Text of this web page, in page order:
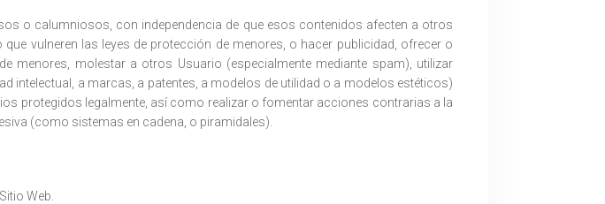
o calumniosos, con independencia de que esos contenidos afecten a otros
vulneren las leyes de protección de menores, o hacer publicidad, ofrecer o
menores, molestar a otros Usuario (especialmente mediante spam), utilizar
intelectual, a marcas, a patentes, a modelos de utilidad o a modelos estéticos)
protegidos legalmente, así como realizar o fomentar acciones contrarias a la
(como sistemas en cadena, o piramidales).
Web.